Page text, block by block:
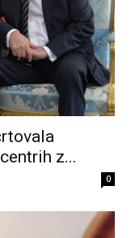
z...
0